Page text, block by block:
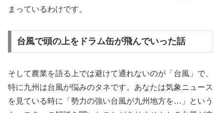
まっているわけです。
台風で頭の上をドラム缶が飛んでいった話
そして農業を語る上では避けて通れないのが「台風」で、
特に九州は台風が悩みのタネです。あなたは気象ニュース
を見ている時に「勢力の強い台風が九州地方を…」という